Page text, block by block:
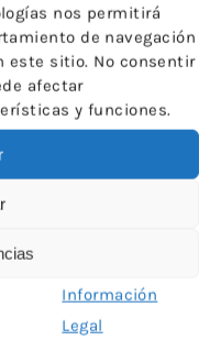
nos permitirá
de navegación
este sitio. No consentir
afectar
y funciones.
Información
Legal